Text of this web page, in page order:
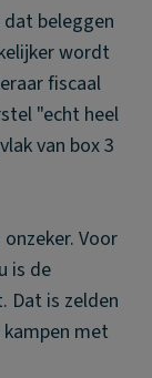
beleggen
wordt
fiscaal
"echt heel
van box 3
Voor
is de
Dat is zelden
met